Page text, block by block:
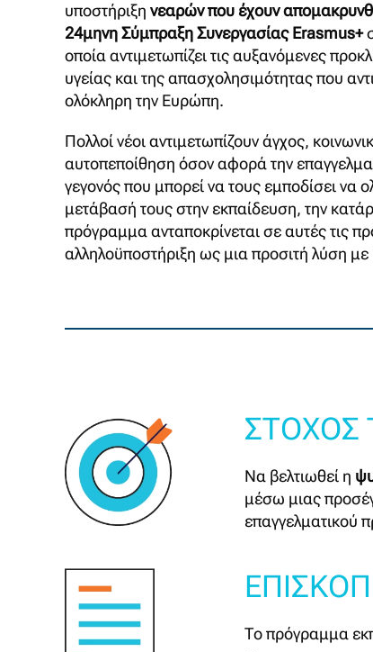
υποστήριξη νεαρών που έχουν
24μηνη Σύμπραξη Συνεργασίας Erasmus+
οποία αντιμετωπίζει τις αυξανόμενες
υγείας και της απασχολησιμότητας που
ολόκληρη την Ευρώπη.
Πολλοί νέοι αντιμετωπίζουν άγχος,
αυτοπεποίθηση όσον αφορά την
γεγονός που μπορεί να τους εμποδίσει να
μετάβασή τους στην εκπαίδευση, την
πρόγραμμα ανταποκρίνεται σε αυτές τις
αλληλοϋποστήριξη ως μια προσιτή λύση με
ΣΤΟΧΟΣ
Να βελτιωθεί η
μέσω μιας
επαγγελματικού
Το πρόγραμμα